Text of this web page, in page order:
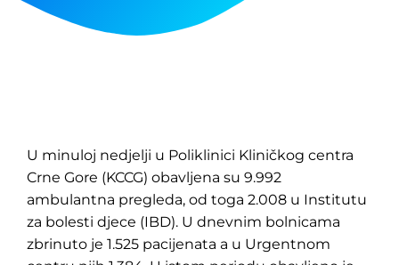
U minuloj nedjelji u Poliklinici Kliničkog centra
Crne Gore (KCCG) obavljena su 9.992
ambulantna pregleda, od toga 2.008 u Institutu
za bolesti djece (IBD). U dnevnim bolnicama
zbrinuto je 1.525 pacijenata a u Urgentnom